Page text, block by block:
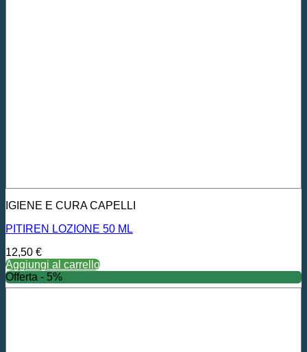
IGIENE E CURA CAPELLI
PITIREN LOZIONE 50 ML
12,50 €
Aggiungi al carrello
Offerta - 5%